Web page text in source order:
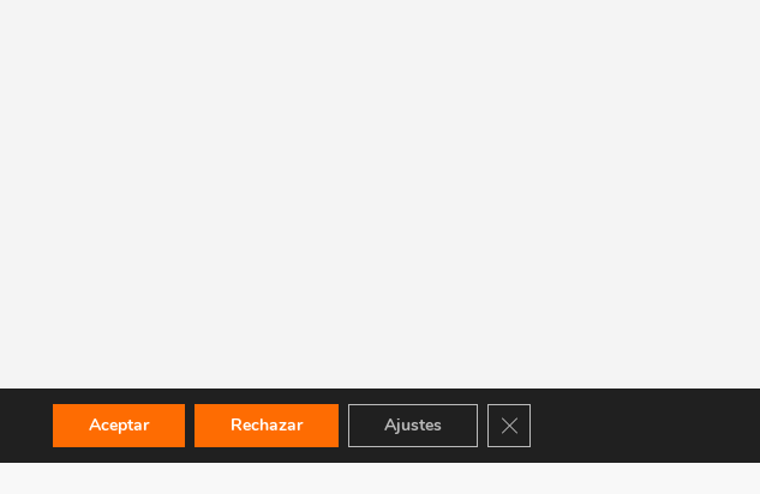
Aceptar Rechazar Ajustes Cerrar el banner de cookies RGPD